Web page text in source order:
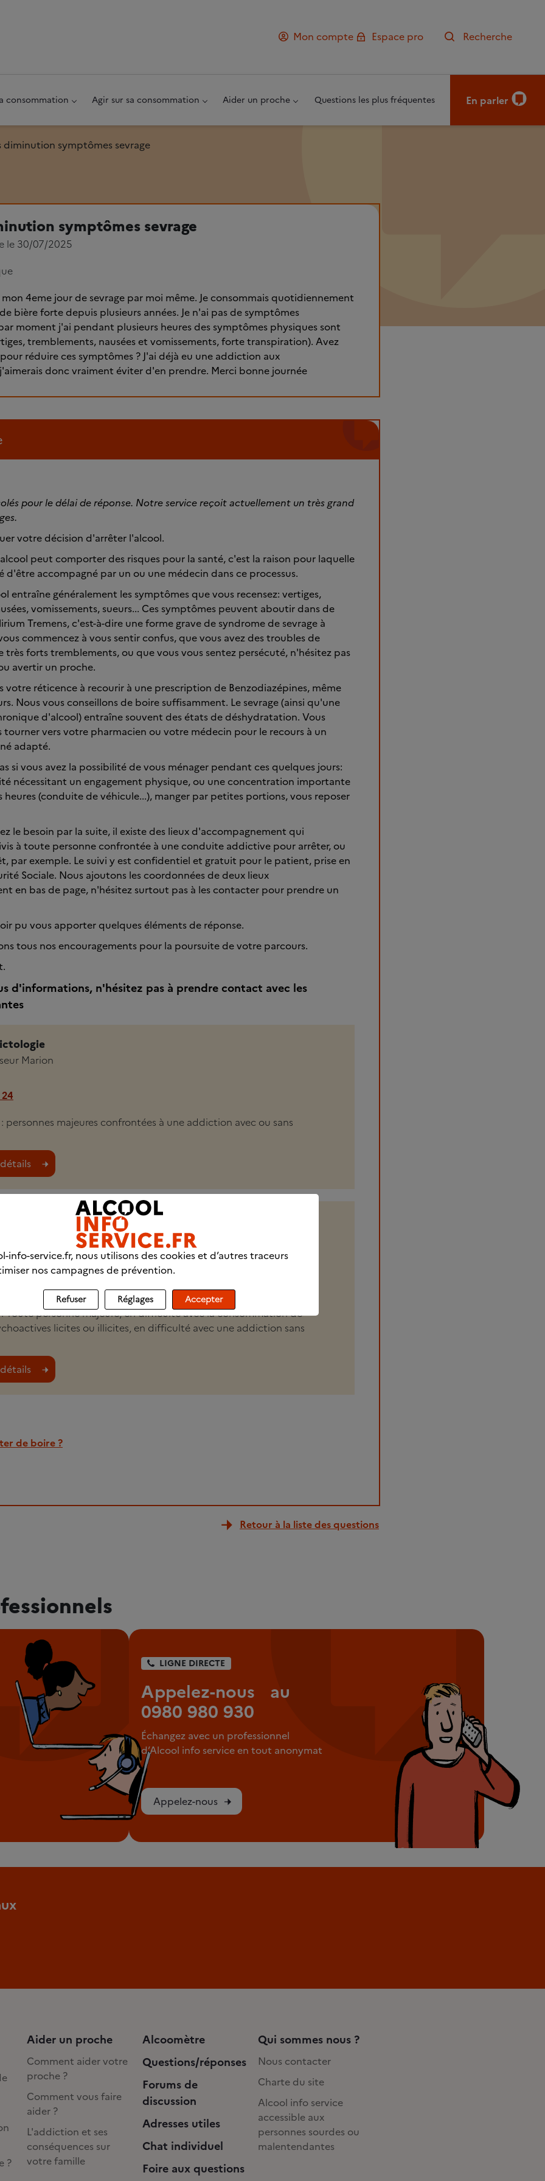
Mon compte
Espace pro Recherche
consommation Agir sur sa consommation Aider un proche Questions les plus fréquentes En parler
diminution symptômes sevrage
symptômes sevrage
le 30/07/2025
4eme jour de sevrage par moi même. Je consommais quotidiennement
bière forte depuis plusieurs années. Je n'ai pas de symptômes
moment j'ai pendant plusieurs heures des symptômes physiques sont
tremblements, nausées et vomissements, forte transpiration). Avez
réduire ces symptômes ? J'ai déjà eu une addiction aux
donc vraiment éviter d'en prendre. Merci bonne journée
pour le délai de réponse. Notre service reçoit actuellement un très grand
votre décision d'arrêter l'alcool.
peut comporter des risques pour la santé, c'est la raison pour laquelle
d'être accompagné par un ou une médecin dans ce processus.
entraîne généralement les symptômes que vous recensez: vertiges,
vomissements, sueurs... Ces symptômes peuvent aboutir dans de
Tremens, c'est-à-dire une forme grave de syndrome de sevrage à
commencez à vous sentir confus, que vous avez des troubles de
très forts tremblements, ou que vous vous sentez persécuté, n'hésitez pas
avertir un proche.
votre réticence à recourir à une prescription de Benzodiazépines, même
Nous vous conseillons de boire suffisamment. Le sevrage (ainsi qu'une
d'alcool) entraîne souvent des états de déshydratation. Vous
tourner vers votre pharmacien ou votre médecin pour le recours à un
adapté.
si vous avez la possibilité de vous ménager pendant ces quelques jours:
nécessitant un engagement physique, ou une concentration importante
(conduite de véhicule...), manger par petites portions, vous reposer
le besoin par la suite, il existe des lieux d'accompagnement qui
à toute personne confrontée à une conduite addictive pour arrêter, ou
par exemple. Le suivi y est confidentiel et gratuit pour le patient, prise en
Sociale. Nous ajoutons les coordonnées de deux lieux
en bas de page, n'hésitez surtout pas à les contacter pour prendre un
pu vous apporter quelques éléments de réponse.
tous nos encouragements pour la poursuite de votre parcours.
d'informations, n'hésitez pas à prendre contact avec les
Marion
personnes majeures confrontées à une addiction avec ou sans
sedap.fr
Toute personne majeure, en difficulté avec la consommation de
licites ou illicites, en difficulté avec une addiction sans
de boire ?
Retour à la liste des questions
LIGNE DIRECTE
Appelez-nous au
0980 980 930
Échangez avec un professionnel
d’Alcool info service en tout anonymat
Appelez-nous
?
Aider un proche
Comment aider votre
proche ?
Comment vous faire
aider ?
L'addiction et ses
conséquences sur
votre famille
Alcoomètre
Questions/réponses
Forums de
discussion
Adresses utiles
Chat individuel
Foire aux questions
Qui sommes nous ?
Nous contacter
Charte du site
Alcool info service
accessible aux
personnes sourdes ou
malentendantes
info-service.fr, nous utilisons des cookies et d’autres traceurs
nos campagnes de prévention.
Refuser Réglages Accepter